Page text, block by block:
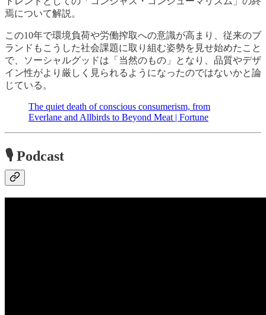
焉について解説。
この10年で環境負荷や労働搾取への意識が高まり、従来のブ
ランドもこうした社会課題に取り組む姿勢を見せ始めたこと
で、ソーシャルグッドは「当然のもの」となり、品質やデザ
イン性がより厳しく見られるようになったのではないかと論
じている。
The quiet death of conscious consumerism, from
Everlane and Allbirds to Beyond Meat | Fortune
🎙 Podcast